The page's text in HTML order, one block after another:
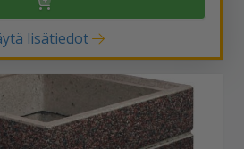
lisätiedot